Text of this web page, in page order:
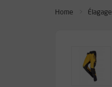
Home Élagage